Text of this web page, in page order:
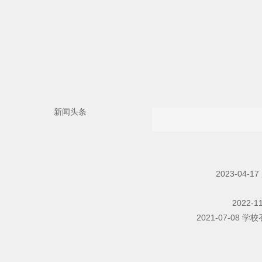
新闻头条
2023-04-17
2022-
2021-07-08 学校